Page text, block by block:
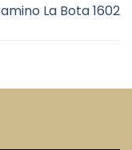
La Bota 1602